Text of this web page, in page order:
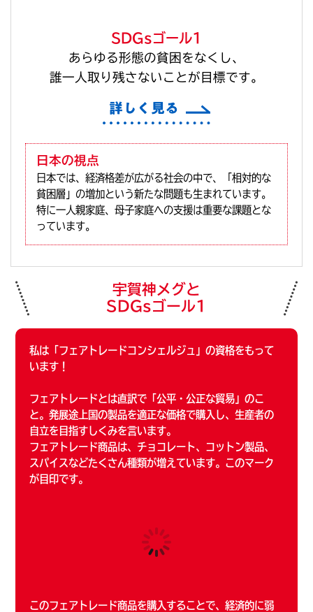
SDGsゴール1
あらゆる形態の貧困をなくし、
誰一人取り残さないことが目標です。
日本の視点
日本では、経済格差が広がる社会の中で、「相対的な
貧困層」の増加という新たな問題も生まれています。
特に一人親家庭、母子家庭への支援は重要な課題とな
っています。
宇賀神メグと
SDGsゴール1
私は「フェアトレードコンシェルジュ」の資格をもって
います！
フェアトレードとは直訳で「公平・公正な貿易」のこ
と。発展途上国の製品を適正な価格で購入し、生産者の
自立を目指すしくみを言います。
フェアトレード商品は、チョコレート、コットン製品、
スパイスなどたくさん種類が増えています。このマーク
が目印です。
このフェアトレード商品を購入することで、経済的に弱